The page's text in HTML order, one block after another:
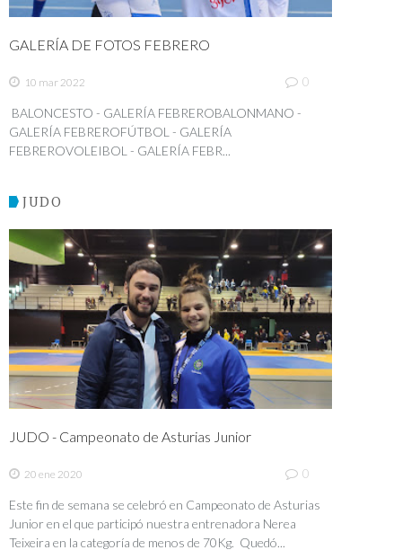
GALERÍA DE FOTOS FEBRERO
10 mar 2022 0
BALONCESTO - GALERÍA FEBREROBALONMANO -
GALERÍA FEBREROFÚTBOL - GALERÍA
FEBREROVOLEIBOL - GALERÍA FEBR...
JUDO
JUDO - Campeonato de Asturias Junior
20 ene 2020 0
Este fin de semana se celebró en Campeonato de Asturias
Junior en el que participó nuestra entrenadora Nerea
Teixeira en la categoría de menos de 70Kg. Quedó...